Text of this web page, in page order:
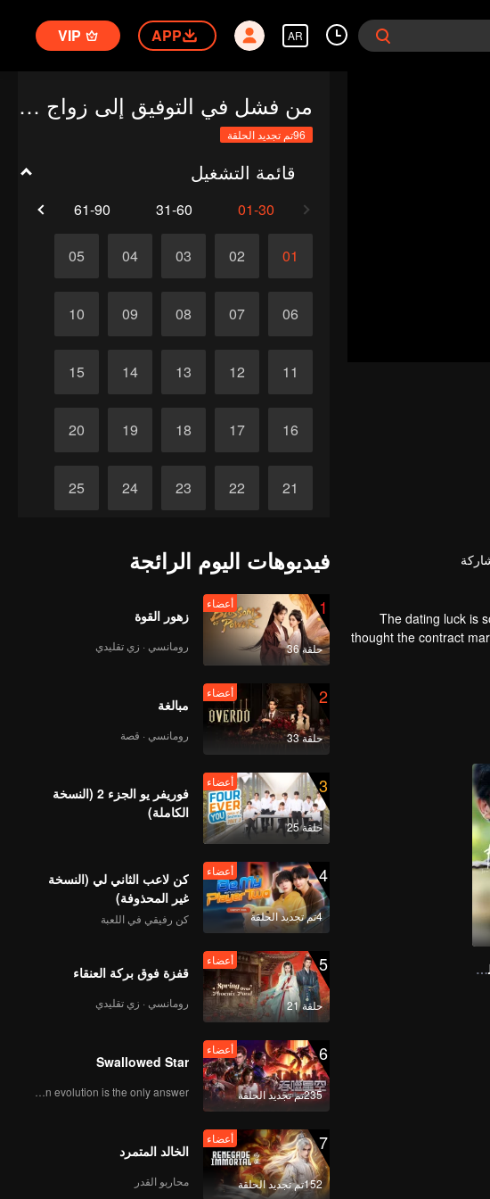
AR
APP
VIP
من فشل في التوفيق إلى زواج مفاجئ: قصة مليارديري (النسخة الكورية)
96تم تجديد الحلقة
قائمة التشغيل
01-30
31-60
61-90
01
02
03
04
05
06
07
08
09
10
11
12
13
14
15
16
17
18
19
20
21
22
23
24
25
The dating luck is
thought the contract
بائع الشارع ذو الهوية السرية (نسخة TCN)
فيديوهات اليوم الرائجة
1
حلقة 36
أعضاء
زهور القوة
رومانسي · زي تقليدي
2
حلقة 33
أعضاء
مبالغة
رومانسي · قصة
3
حلقة 25
أعضاء
فوريفر يو الجزء 2 (النسخة
الكاملة)
4
4تم تجديد الحلقة
أعضاء
كن لاعب الثاني لي (النسخة
غير المحذوفة)
كن رفيقي في اللعبة
5
حلقة 21
أعضاء
قفزة فوق بركة العنقاء
رومانسي · زي تقليدي
6
235تم تجديد الحلقة
أعضاء
Swallowed Star
Human evolution is the only answer.
7
152تم تجديد الحلقة
أعضاء
الخالد المتمرد
محاربو القدر